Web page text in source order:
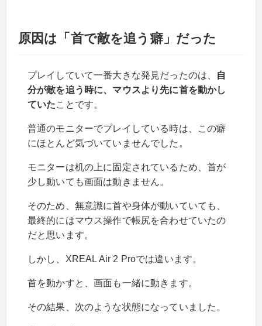
原因は「首で敵を追う癖」だった
プレイしていて一番大きな発見だったのは、
自
分が敵を追う時に、マウスより先に首を動かし
ていたことです。
普通のモニターでプレイしている時は、この癖
にほとんど気づいていませんでした。
モニターは机の上に固定されているため、首が
少し動いても画面は動きません。
そのため、無意識に首や身体が動いていても、
最終的にはマウス操作で帳尻を合わせていたの
だと思います。
しかし、XREAL Air 2 Proでは違います。
首を動かすと、画面も一緒に動きます。
その結果、次のような状態になっていました。